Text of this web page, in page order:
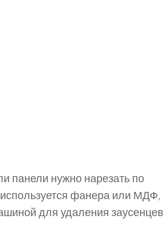
панели нужно нарезать по
фанера или МДФ,
для удаления